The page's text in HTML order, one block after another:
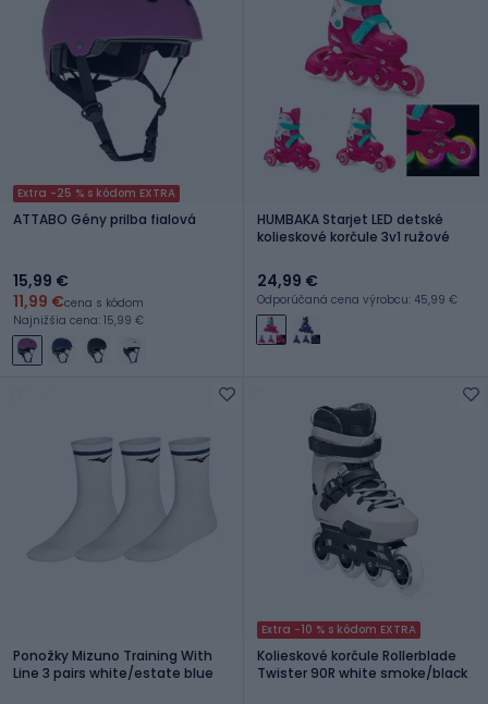
Extra -25 % s kódom EXTRA
ATTABO Gény prilba fialová
15,99 €
11,99 €cena s kódom
Najnižšia cena: 15,99 €
HUMBAKA Starjet LED detské
kolieskové korčule 3v1 ružové
24,99 €
Odporúčaná cena výrobcu: 45,99 €
Ponožky Mizuno Training With
Line 3 pairs white/estate blue
Extra -10 % s kódom EXTRA
Kolieskové korčule Rollerblade
Twister 90R white smoke/black